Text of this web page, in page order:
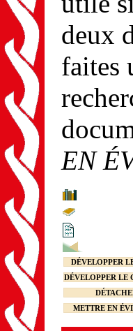
deux
faites
EN
DÉVELOPPER
DÉVELOPPER LE
METTRE EN